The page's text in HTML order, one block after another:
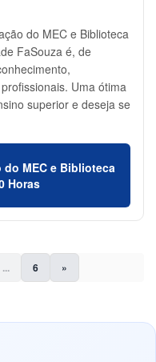
do MEC e Biblioteca
FaSouza é, de
Uma ótima
superior e deseja se
MEC e Biblioteca
Horas
... 6 »